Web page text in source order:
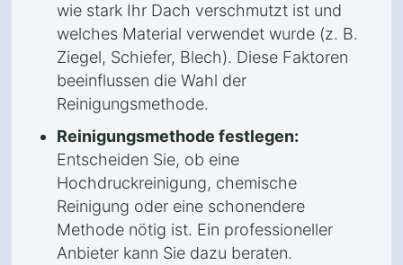
wie stark Ihr Dach verschmutzt ist und
welches Material verwendet wurde (z. B.
Ziegel, Schiefer, Blech). Diese Faktoren
beeinflussen die Wahl der
Reinigungsmethode.
Reinigungsmethode festlegen:
Entscheiden Sie, ob eine
Hochdruckreinigung, chemische
Reinigung oder eine schonendere
Methode nötig ist. Ein professioneller
Anbieter kann Sie dazu beraten.